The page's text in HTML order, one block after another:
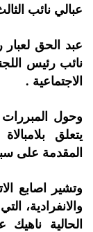
عبالي نائب
عبد الحق لعبار
نائب رئيس
الاجتماعية .
وحول المبررات
يتعلق
المقدمة على
وتشير اصابع
والانفرادية،
الحالية ناهيك